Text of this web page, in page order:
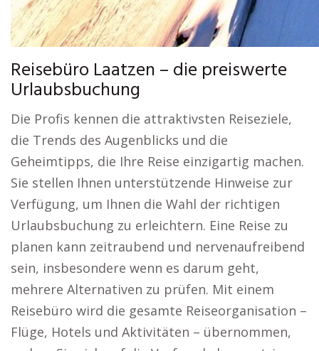
Reisebüro Laatzen – die preiswerte
Urlaubsbuchung
Die Profis kennen die attraktivsten Reiseziele,
die Trends des Augenblicks und die
Geheimtipps, die Ihre Reise einzigartig machen.
Sie stellen Ihnen unterstützende Hinweise zur
Verfügung, um Ihnen die Wahl der richtigen
Urlaubsbuchung zu erleichtern. Eine Reise zu
planen kann zeitraubend und nervenaufreibend
sein, insbesondere wenn es darum geht,
mehrere Alternativen zu prüfen. Mit einem
Reisebüro wird die gesamte Reiseorganisation –
Flüge, Hotels und Aktivitäten – übernommen,